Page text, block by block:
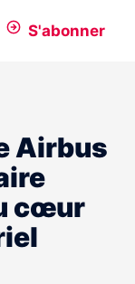
S'abonner
Airbus
cœur